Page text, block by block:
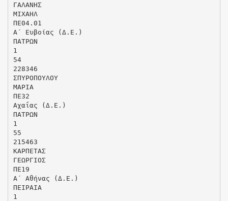
ΓΑΛΑΝΗΣ
ΜΙΧΑΗΛ
ΠΕ04.01
Α΄ Ευβοίας (Δ.Ε.)
ΠΑΤΡΩΝ
1
54
228346
ΣΠΥΡΟΠΟΥΛΟΥ
ΜΑΡΙΑ
ΠΕ32
Αχαΐας (Δ.Ε.)
ΠΑΤΡΩΝ
1
55
215463
ΚΑΡΠΕΤΑΣ
ΓΕΩΡΓΙΟΣ
ΠΕ19
Α΄ Αθήνας (Δ.Ε.)
ΠΕΙΡΑΙΑ
1